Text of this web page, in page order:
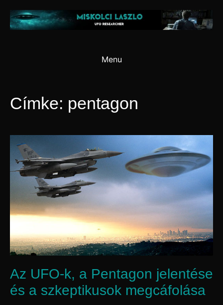
content
Menu
Címke: pentagon
Az UFO-k, a Pentagon jelentése
és a szkeptikusok megcáfolása